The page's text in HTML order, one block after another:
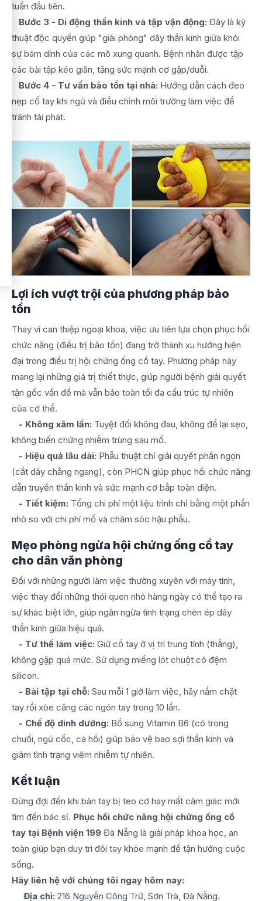
tuần đầu tiên.
Bước 3 - Di động thần kinh và tập vận động: Đây là kỹ
thuật độc quyền giúp "giải phóng" dây thần kinh giữa khỏi
sự bám dính của các mô xung quanh. Bệnh nhân được tập
các bài tập kéo giãn, tăng sức mạnh cơ gập/duỗi.
Bước 4 - Tư vấn bảo tồn tại nhà: Hướng dẫn cách đeo
nẹp cổ tay khi ngủ và điều chỉnh môi trường làm việc để
tránh tái phát.
Lợi ích vượt trội của phương pháp bảo
tồn
Thay vì can thiệp ngoại khoa, việc ưu tiên lựa chọn phục hồi
chức năng (điều trị bảo tồn) đang trở thành xu hướng hiện
đại trong điều trị hội chứng ống cổ tay. Phương pháp này
mang lại những giá trị thiết thực, giúp người bệnh giải quyết
tận gốc vấn đề mà vẫn bảo toàn tối đa cấu trúc tự nhiên
của cơ thể.
- Không xâm lấn: Tuyệt đối không đau, không để lại sẹo,
không biến chứng nhiễm trùng sau mổ.
- Hiệu quả lâu dài: Phẫu thuật chỉ giải quyết phần ngọn
(cắt dây chằng ngang), còn PHCN giúp phục hồi chức năng
dẫn truyền thần kinh và sức mạnh cơ bắp toàn diện.
- Tiết kiệm: Tổng chi phí một liệu trình chỉ bằng một phần
nhỏ so với chi phí mổ và chăm sóc hậu phẫu.
Mẹo phòng ngừa hội chứng ống cổ tay
cho dân văn phòng
Đối với những người làm việc thường xuyên với máy tính,
việc thay đổi những thói quen nhỏ hàng ngày có thể tạo ra
sự khác biệt lớn, giúp ngăn ngừa tình trạng chèn ép dây
thần kinh giữa hiệu quả.
- Tư thế làm việc: Giữ cổ tay ở vị trí trung tính (thẳng),
không gập quá mức. Sử dụng miếng lót chuột có đệm
silicon.
- Bài tập tại chỗ: Sau mỗi 1 giờ làm việc, hãy nắm chặt
tay rồi xòe căng các ngón tay trong 10 lần.
- Chế độ dinh dưỡng: Bổ sung Vitamin B6 (có trong
chuối, ngũ cốc, cá hồi) giúp bảo vệ bao sợi thần kinh và
giảm tình trạng viêm nhiễm tự nhiên.
Kết luận
Đừng đợi đến khi bàn tay bị teo cơ hay mất cảm giác mới
tìm đến bác sĩ. Phục hồi chức năng hội chứng ống cổ
tay tại Bệnh viện 199 Đà Nẵng là giải pháp khoa học, an
toàn giúp bạn duy trì đôi tay khỏe mạnh để tận hưởng cuộc
sống.
Hãy liên hệ với chúng tôi ngay hôm nay:
Địa chỉ: 216 Nguyễn Công Trứ, Sơn Trà, Đà Nẵng.